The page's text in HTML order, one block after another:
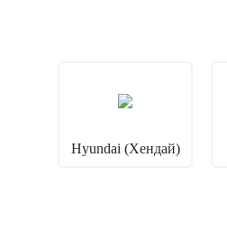
Hyundai (Хендай)